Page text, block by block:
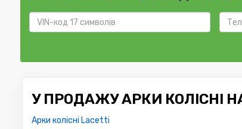
У ПРОДАЖУ АРКИ КОЛІСНІ НА
Арки колісні Lacetti